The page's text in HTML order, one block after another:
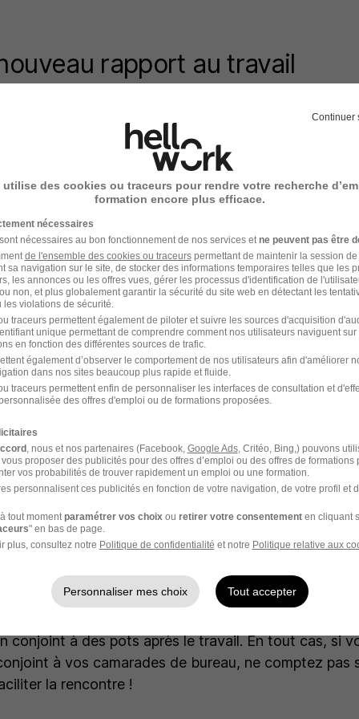
rapport au travail
avec conjoints semble aussi plus en phase avec les
de salariés, soucieux de bien faire la distinction
vie personnelle. Le Wall Street Journal souligne aussi
courante lorsqu'il n'y avait qu'un seul salaire pour
celui de l'homme. Les couples avaient un lien avec
chargeait de remercier les collaborateurs en invitant
d'affaires ou séminaires. Une autre époque...
chacun a son propre employeur, ses propres soirées
rendre aux évènements professionnels de son
leur conjoint, les salariés délaissent de plus en
et les afterworks n’ont plus forcément la cote.
que seulement 11% des salariés plaçaient les
trois premiers critères de bien-être au travail. La
un bon salaire ou l’équilibre avec la vie privée.
un arbre de Noël afin de convier les
comme un spectacle ou une animation
ce rendez-vous qui fait toujours plaisir en
malgré tout regretter de ne plus forcément
«
Quand on devient proche, et que ça fait
on finit par avoir envie de connaître les proches,
je comprends aussi que l’on veuille mettre
sa vie pro et sa vie perso.
conjoint à des pots après le travail. En tout cas, si
à vos camarades de bureau, ne comptez pas
la rencontre !
Continuer
utilise des cookies ou traceurs pour rendre votre recherche
formation encore plus efficace.
nécessaires
nécessaires au bon fonctionnement de nos services et ne peuvent pas être
de l'ensemble des cookies ou traceurspermettant de maintenir la session
sa navigation sur le site, de stocker des informations temporaires telles que les
les annonces ou les offres vues, gérer les processus d'identification de
non, et plus globalement garantir la sécurité du site web en détectant les
violations de sécurité.
traceurs permettent également de piloter et suivre les sources d'acquisition
unique permettant de comprendre comment nos utilisateurs naviguent sur
en fonction des différentes sources de trafic.
également d’observer le comportement de nos utilisateurs afin d'améliorer
dans nos sites beaucoup plus rapide et fluide.
traceurs permettent enfin de personnaliser les interfaces de consultation et
des offres d'emploi ou de formations proposées.
, nous et nos partenaires (Facebook, Google Ads, Critéo, Bing,) pouvons
proposer des publicités pour des offres d’emploi ou des offres de formations
vos probabilités de trouver rapidement un emploi ou une formation.
personnalisent ces publicités en fonction de votre navigation, de votre profil et
tout moment paramétrer vos choix ou retirer votre consentementen cliquant
" en bas de page.
plus, consultez notre Politique de confidentialité et notre Politique relative aux
Personnaliser mes choix Tout accepter